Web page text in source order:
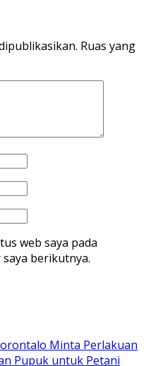
Ruas yang
web saya pada
berikutnya.